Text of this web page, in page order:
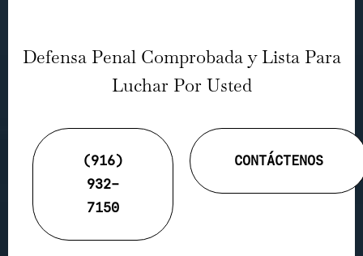
Defensa Penal Comprobada y Lista Para
Luchar Por Usted
(916)
932-
7150
CONTÁCTENOS